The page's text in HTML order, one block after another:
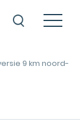
9 km noord-